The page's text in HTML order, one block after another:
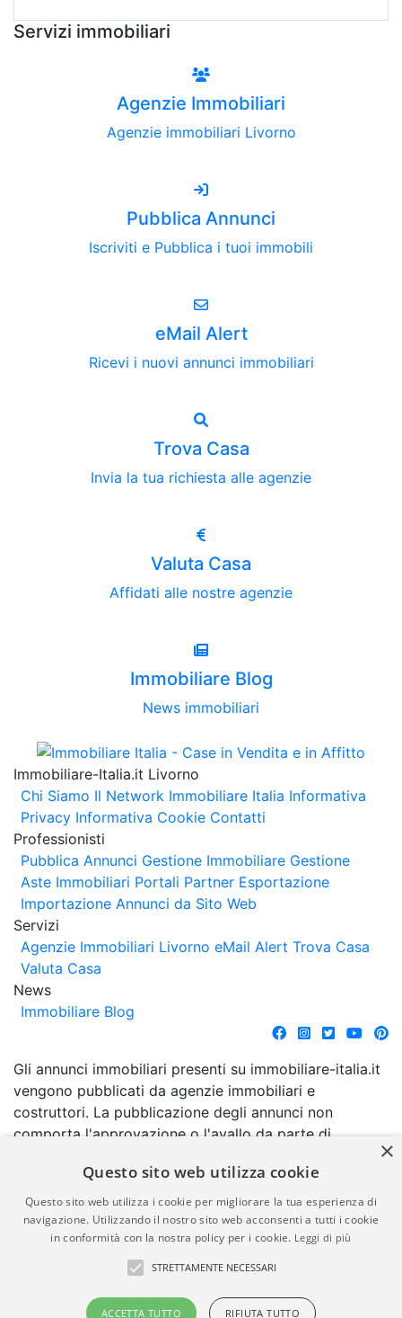
Servizi immobiliari
Agenzie Immobiliari
Agenzie immobiliari Livorno
Pubblica Annunci
Iscriviti e Pubblica i tuoi immobili
eMail Alert
Ricevi i nuovi annunci immobiliari
Trova Casa
Invia la tua richiesta alle agenzie
Valuta Casa
Affidati alle nostre agenzie
Immobiliare Blog
News immobiliari
Immobiliare-Italia.it Livorno
Chi Siamo Il Network Immobiliare Italia Informativa
Privacy Informativa Cookie Contatti
Professionisti
Pubblica Annunci Gestione Immobiliare Gestione
Aste Immobiliari Portali Partner Esportazione
Importazione Annunci da Sito Web
Servizi
Agenzie Immobiliari Livorno eMail Alert Trova Casa
Valuta Casa
News
Immobiliare Blog
Gli annunci immobiliari presenti su immobiliare-italia.it
vengono pubblicati da agenzie immobiliari e
costruttori. La pubblicazione degli annunci non
comporta l'approvazione o l'avallo da parte di
garanzia da parte di quest'ultima. immobiliare-italia.it
quindi non è responsabile della veridicità, della
correttezza, della completezza, della normativa in
materia di privacy e/o di alcun altro aspetto dei
suddetti annunci.
© Copyright 2007 - 2026
Powered by
×
Questo sito web utilizza cookie
Questo sito web utilizza i cookie per migliorare la tua esperienza di
navigazione. Utilizzando il nostro sito web acconsenti a tutti i cookie
in conformità con la nostra policy per i cookie. Leggi di più
STRETTAMENTE NECESSARI
ACCETTA TUTTO RIFIUTA TUTTO